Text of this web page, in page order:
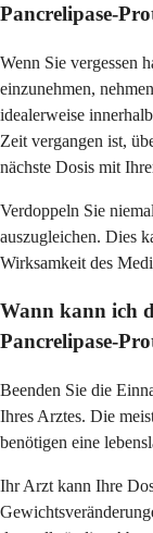
Pancrelipase-
Wenn Sie vergessen
einzunehmen,
idealerweise
Zeit vergangen ist,
nächste Dosis mit
Verdoppeln Sie
auszugleichen. Dies
Wirksamkeit des
Wann kann ich
Pancrelipase-
Beenden Sie die
Ihres Arztes. Die
benötigen eine
Ihr Arzt kann Ihre